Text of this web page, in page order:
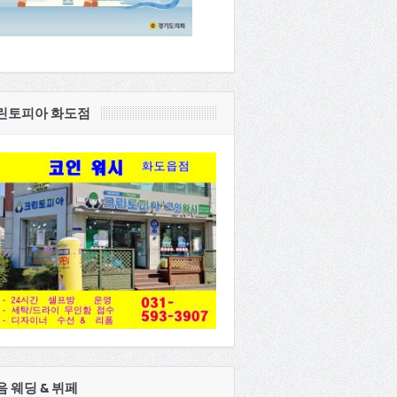
토피아 화도점
웨딩 & 뷔페